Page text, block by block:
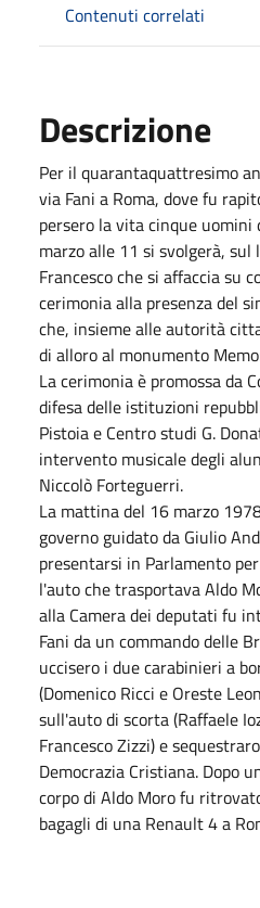
Contenuti correlati
Descrizione
Per il quarantaquattresimo
via Fani a Roma, dove fu
persero la vita cinque
marzo alle 11 si svolgerà, sul
Francesco che si affaccia su
cerimonia alla presenza del
che, insieme alle autorità
di alloro al monumento
La cerimonia è promossa da
difesa delle istituzioni
Pistoia e Centro studi G.
intervento musicale degli
Niccolò Forteguerri.
La mattina del 16 marzo
governo guidato da Giulio
presentarsi in Parlamento
l'auto che trasportava Aldo
alla Camera dei deputati fu
Fani da un commando delle
uccisero i due carabinieri a
(Domenico Ricci e Oreste
sull'auto di scorta (Raffaele
Francesco Zizzi) e
Democrazia Cristiana. Dopo
corpo di Aldo Moro fu
bagagli di una Renault 4 a